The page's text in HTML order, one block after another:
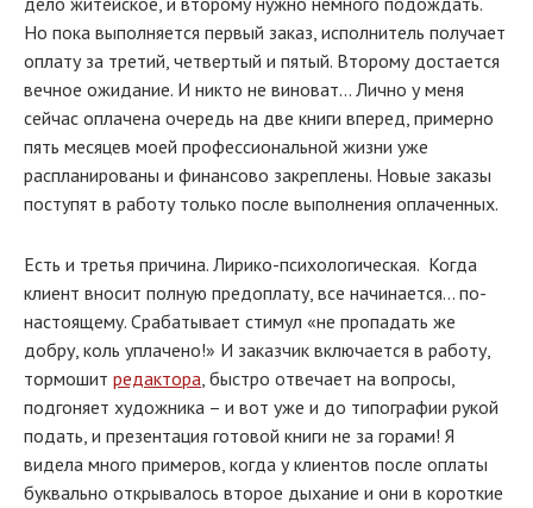
Но пока выполняется первый заказ, исполнитель получает
оплату за третий, четвертый и пятый. Второму достается
вечное ожидание. И никто не виноват… Лично у меня
сейчас оплачена очередь на две книги вперед, примерно
пять месяцев моей профессиональной жизни уже
распланированы и финансово закреплены. Новые заказы
поступят в работу только после выполнения оплаченных.
Есть и третья причина. Лирико-психологическая. Когда
клиент вносит полную предоплату, все начинается… по-
настоящему. Срабатывает стимул «не пропадать же
добру, коль уплачено!» И заказчик включается в работу,
тормошит редактора , быстро отвечает на вопросы,
подгоняет художника – и вот уже и до типографии рукой
подать, и презентация готовой книги не за горами! Я
видела много примеров, когда у клиентов после оплаты
буквально открывалось второе дыхание и они в короткие